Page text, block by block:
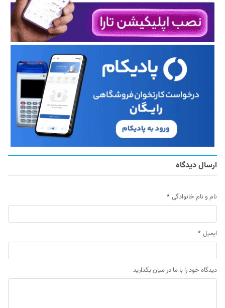
ارسال دیدگاه
نام و نام خانوادگی *
ایمیل *
دیدگاه خود را با ما در میان بگذارید